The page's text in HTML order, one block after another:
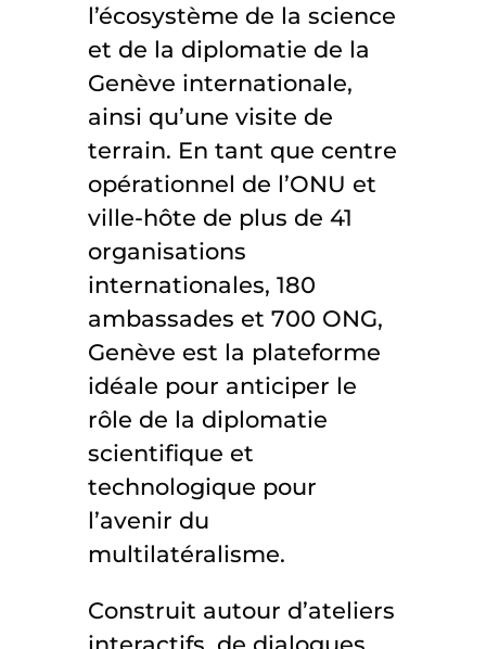
l’écosystème de la science
et de la diplomatie de la
Genève internationale,
ainsi qu’une visite de
terrain. En tant que centre
opérationnel de l’ONU et
ville-hôte de plus de 41
organisations
internationales, 180
ambassades et 700 ONG,
Genève est la plateforme
idéale pour anticiper le
rôle de la diplomatie
scientifique et
technologique pour
l’avenir du
multilatéralisme.
Construit autour d’ateliers